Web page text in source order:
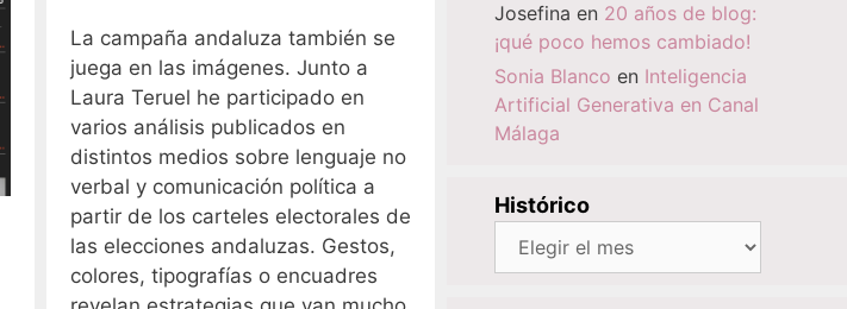
La campaña andaluza también se
juega en las imágenes. Junto a
Laura Teruel he participado en
varios análisis publicados en
distintos medios sobre lenguaje no
verbal y comunicación política a
partir de los carteles electorales de
las elecciones andaluzas. Gestos,
colores, tipografías o encuadres
Josefina en 20 años de blog:
¡qué poco hemos cambiado!
Sonia Blanco en Inteligencia
Artificial Generativa en Canal
Málaga
Histórico
Histórico